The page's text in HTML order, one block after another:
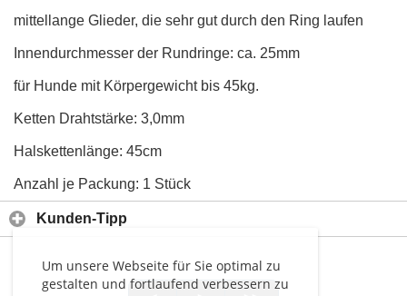
Um unsere Webseite für Sie optimal zu
gestalten und fortlaufend verbessern zu
mittellange Glieder, die sehr gut durch den Ring laufen
Innendurchmesser der Rundringe: ca. 25mm
für Hunde mit Körpergewicht bis 45kg.
Ketten Drahtstärke: 3,0mm
Halskettenlänge: 45cm
Anzahl je Packung: 1 Stück
Kunden-Tipp